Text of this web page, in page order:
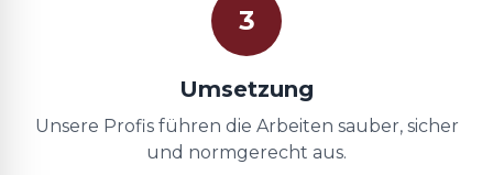
3
Umsetzung
Unsere Profis führen die Arbeiten sauber, sicher
und normgerecht aus.